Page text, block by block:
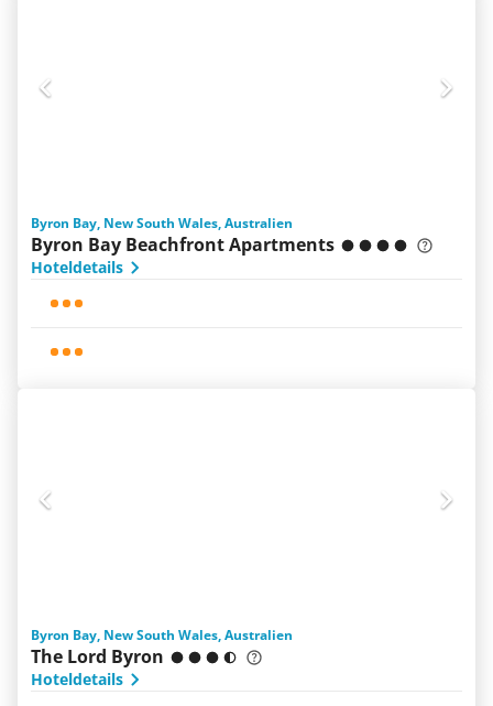
Byron Bay, New South Wales, Australien
Byron Bay Beachfront Apartments
Hoteldetails
Byron Bay, New South Wales, Australien
The Lord Byron
Hoteldetails